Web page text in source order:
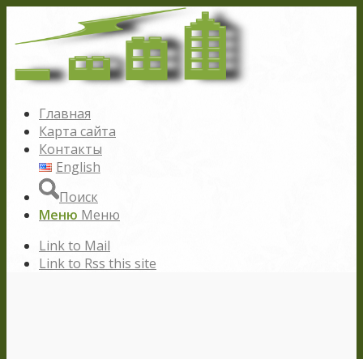
Главная
Карта сайта
Контакты
English
Поиск
Меню Меню
Link to Mail
Link to Rss this site